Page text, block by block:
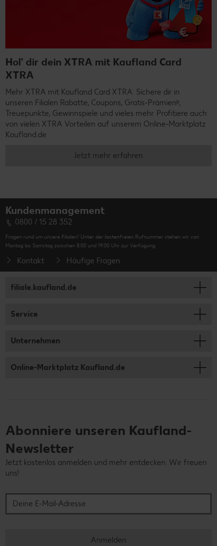
Hol' dir dein XTRA mit Kaufland Card
XTRA
Mehr XTRA mit Kaufland Card XTRA: Sichere dir in
unseren Filialen Rabatte, Coupons, Gratis-Prämienᵖ,
Treuepunkte, Gewinnspiele und vieles mehr. Profitiere auch
von vielen XTRA Vorteilen auf unserem Online-Marktplatz
Kaufland.de
Jetzt mehr erfahren
Kundenmanagement
0800 / 15 28 352
Fragen rund um unsere Filialen? Unter der kostenfreien Rufnummer stehen wir von
Montag bis Samstag zwischen 8:00 und 19:00 Uhr zur Verfügung.
Kontakt Häufige Fragen
filiale.kaufland.de
Service
Unternehmen
Online-Marktplatz Kaufland.de
Abonniere unseren Kaufland-
Newsletter
Jetzt kostenlos anmelden und mehr entdecken. Wir freuen
uns!
Anmelden